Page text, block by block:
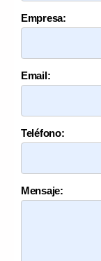
Empresa:
Email:
Teléfono:
Mensaje: